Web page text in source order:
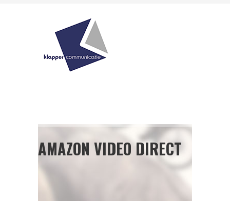
AMAZON VIDEO DIRECT